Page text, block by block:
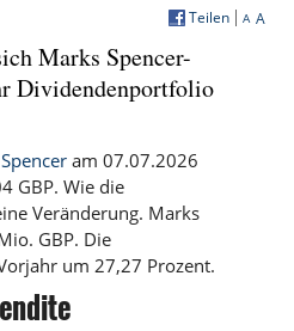
A
A
Teilen
Marks Spencer-
Dividendenportfolio
am 07.07.2026
GBP. Wie die
Veränderung. Marks
GBP. Die
um 27,27 Prozent.